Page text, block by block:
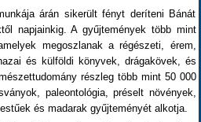
árán sikerült fényt deríteni Bánát
napjainkig. A gyűjtemények több mint
megoszlanak a régészeti, érem,
és külföldi könyvek, drágakövek, és
részleg több mint 50 000
paleontológia, préselt növények,
és madarak gyűjteményét alkotja.